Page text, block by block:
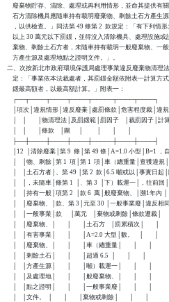
廢棄物貯存、清除、處理或再利用情形，並命其提供有
石方清除機具應隨車持有載明廢棄物、剩餘土石方產生
，以供檢查。」同法第 49 條第 2  款規定：「有下列情
以上 30 萬元以下罰鍰，並得沒入清除機具、處理設
棄物、剩餘土石方者，未隨車持有載明一般廢棄物、一
    方產生源及處理地點之證明文件。」。
二、次按新北市政府環境保護局處理事業違反廢棄物清理
定：「事業依本法裁處者，其罰鍰金額依附表一計算方
    鍰最高額者，以最高額計算。」附表一：
    ┌──┬────┬────┬────┬─────┬────┬────┐
│項次│違規情形│違反廢棄│處罰條款│危害程度裁│違
│    │        │物清理法│及罰鍰範│罰因子    │裁罰因子│計
    │    │        │條款    │圍      │          │        │        │
    ├──┼────┼────┼────┼─────┼────┼────┤
│12  │清除廢棄│第 9  條│第 49 條│A=1.0 小型│B=1 ，
│    │物、剩餘│第 1  項│第 1  項│車（總重量│查獲違
│    │土石方者│、第 49 │第 2  款│6.5 噸或以│事實日起│
│    │，未隨車│條第 1  │、第 3  │下）載運一│，往前回│
│    │持有一般│項第 2  │款 6  萬│般廢棄物、│溯1年內 │
│    │廢棄物、│款、第 3│元至 30 │一般事業廢│違反相同│
│    │一般事業│款      │萬元    │棄物或剩餘│條款遭裁│
    │    │廢棄物、│        │        │土石方    │罰累積次│        │
    │    │有害事業│        │        │A=2.0 大型│數。    │        │
    │    │廢棄物、│        │        │車（總重量│        │        │
    │    │剩餘土石│        │        │超過 6.5  │        │        │
    │    │方產生源│        │        │噸）載運一│        │        │
    │    │及處理地│        │        │般廢棄物、│        │        │
    │    │點之證明│        │        │一般事業廢│        │        │
    │    │文件。  │        │        │棄物或剩餘│        │        │